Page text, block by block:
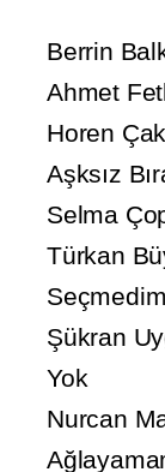
Berrin
Ahmet
Horen
Aşksız
Selma
Türkan
Seçmedim
Şükran
Yok
Nurcan